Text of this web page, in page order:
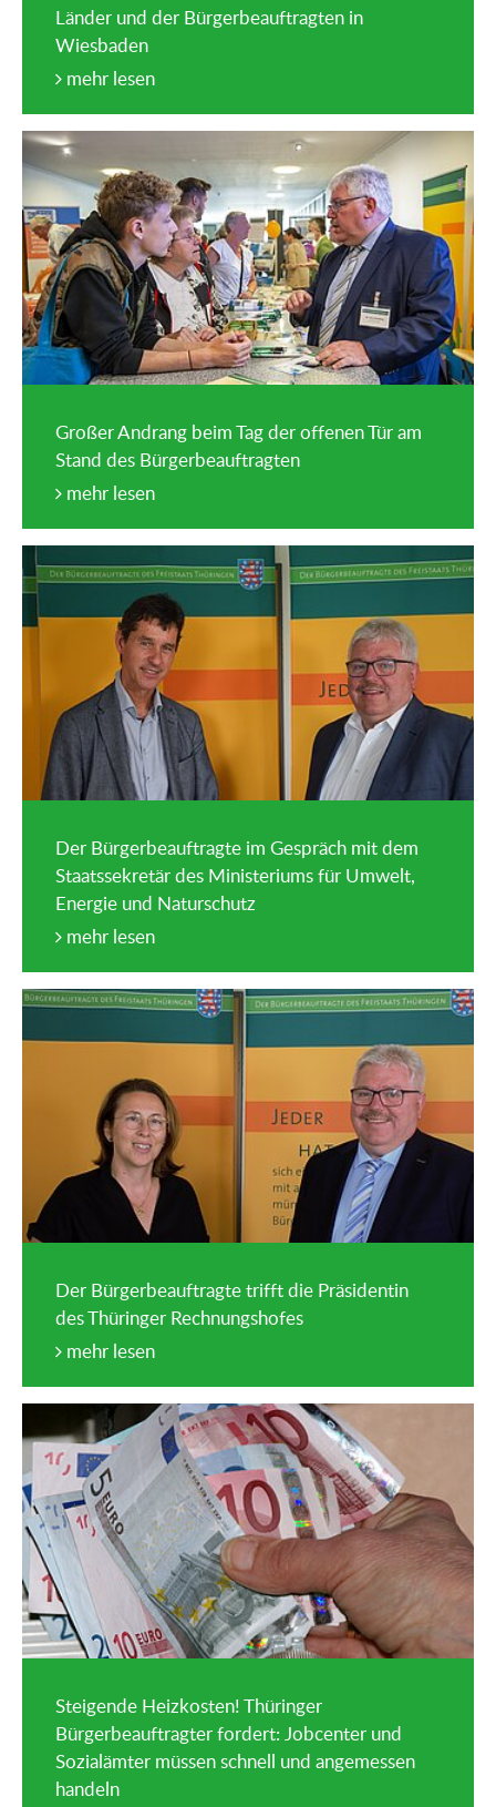
Länder und der Bürgerbeauftragten in
Wiesbaden
mehr lesen
Großer Andrang beim Tag der offenen Tür am
Stand des Bürgerbeauftragten
mehr lesen
Der Bürgerbeauftragte im Gespräch mit dem
Staatssekretär des Ministeriums für Umwelt,
Energie und Naturschutz
mehr lesen
Der Bürgerbeauftragte trifft die Präsidentin
des Thüringer Rechnungshofes
mehr lesen
Steigende Heizkosten! Thüringer
Bürgerbeauftragter fordert: Jobcenter und
Sozialämter müssen schnell und angemessen
handeln